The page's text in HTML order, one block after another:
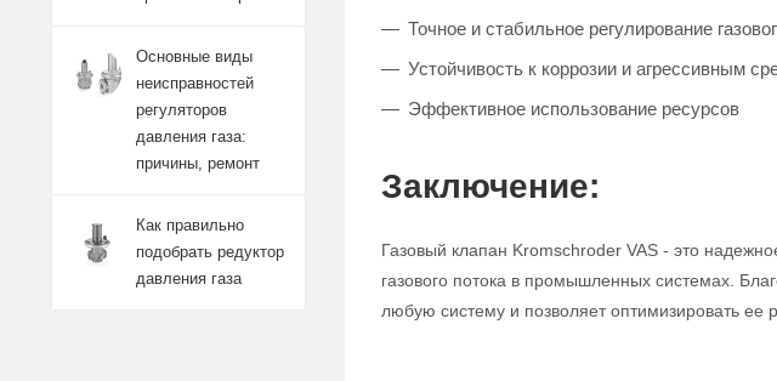
Точное и стабильное регулирование
Устойчивость к коррозии и агрессивным
Эффективное использование ресурсов
Заключение:
Газовый клапан Kromschroder VAS - это
газового потока в промышленных системах.
любую систему и позволяет оптимизировать ее
Основные виды
неисправностей
регуляторов
давления газа:
причины, ремонт
Как правильно
подобрать редуктор
давления газа